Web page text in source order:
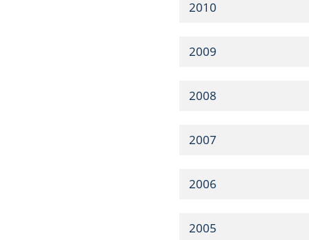
2010
2009
2008
2007
2006
2005